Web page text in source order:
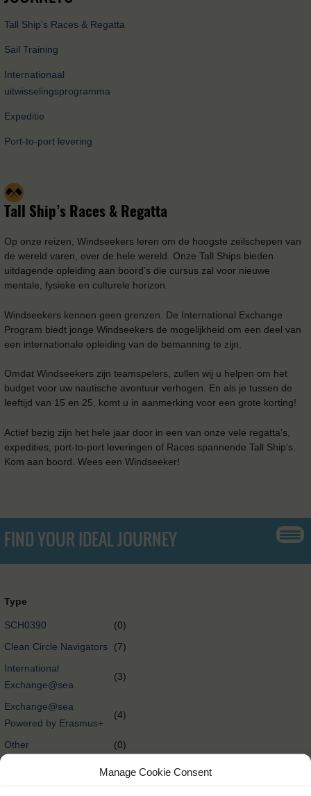
Manage Cookie Consent
Tall Ship's Races & Regatta
Sail Training
Internationaal
uitwisselingsprogramma
Expeditie
Port-to-port levering
Tall Ship’s Races & Regatta
Op onze reizen, Windseekers leren om de hoogste zeilschepen van
de wereld varen, over de hele wereld. Onze Tall Ships bieden
uitdagende opleiding aan boord’s die cursus zal voor nieuwe
mentale, fysieke en culturele horizon.
Windseekers kennen geen grenzen. De International Exchange
Program biedt jonge Windseekers de mogelijkheid om een ​​deel van
een internationale opleiding van de bemanning te zijn.
Omdat Windseekers zijn teamspelers, zullen wij u helpen om het
budget voor uw nautische avontuur verhogen. En als je tussen de
leeftijd van 15 en 25, komt u in aanmerking voor een grote korting!
Actief bezig zijn het hele jaar door in een van onze vele regatta’s,
expedities, port-to-port leveringen of Races spannende Tall Ship’s.
Kom aan boord. Wees een Windseeker!
FIND YOUR IDEAL JOURNEY
Type
SCH0390
(0)
Clean Circle Navigators
(7)
International
Exchange@sea
(3)
Exchange@sea
Powered by Erasmus+
(4)
Other
(0)